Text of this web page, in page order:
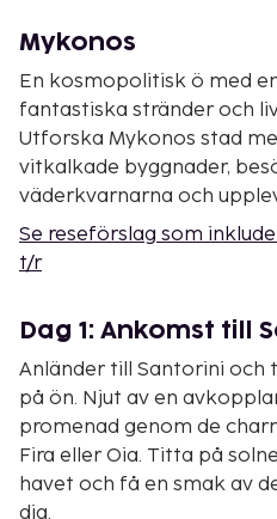
Mykonos
En kosmopolitisk ö med
fantastiska stränder och
Utforska Mykonos stad
vitkalkade byggnader,
väderkvarnarna och
Se reseförslag som
t/r
Dag 1: Ankomst till
Anländer till Santorini
på ön. Njut av en
promenad genom de
Fira eller Oia. Titta på
havet och få en smak av
dig.